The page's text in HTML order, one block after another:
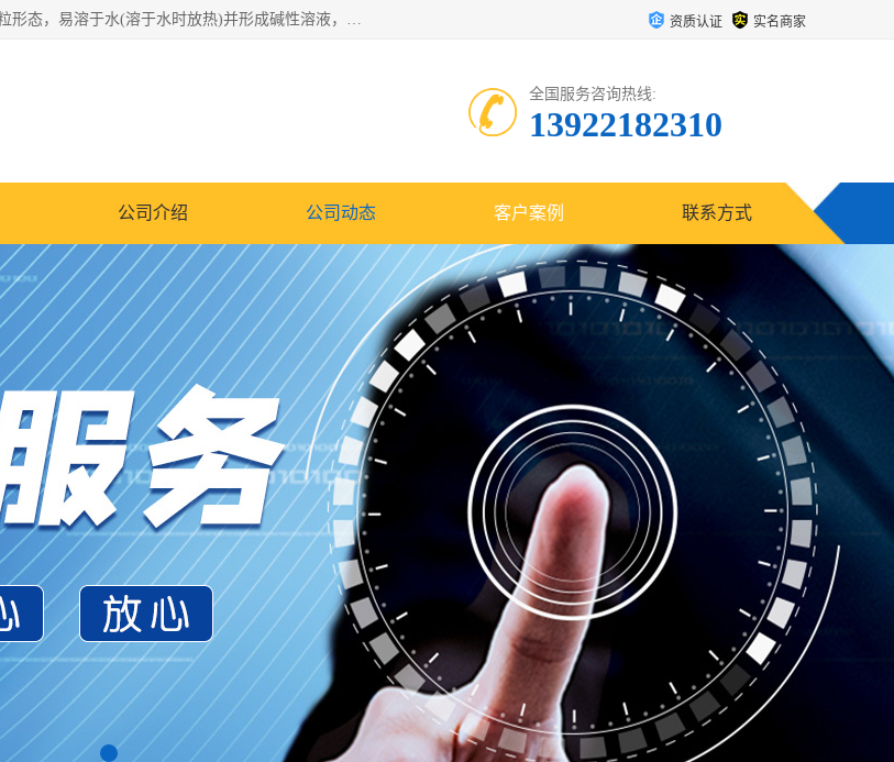
氢氧化钠化学式为NaOH，为一种具有很强腐蚀性的强碱，一般为片状或颗粒形态，易溶于水(溶于水时放热)并形成碱性溶液，另有潮解性，易吸取空气中的水蒸气(潮解)和(变质)。NaOH是化学实验室其中一种必备的化学品，亦为常见的化工品之一。纯品是无色透明的晶体。密度2.130g/cm3。熔点318.4℃。沸点1390℃。工业品含有少量的氯化和碳酸，是白色不透明的晶体。 资质认证 实名商家
全国服务咨询热线:
13922182310
公司介绍 公司动态 客户案例 联系方式